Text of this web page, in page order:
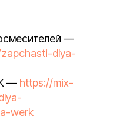
—
dlya-
— https://mix-
werk